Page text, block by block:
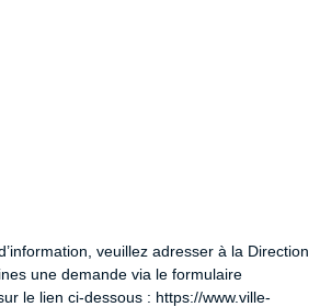
veuillez adresser à la Direction
une demande via le formulaire
le lien ci-dessous : https://www.ville-